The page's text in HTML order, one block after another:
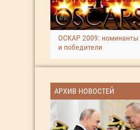
ОСКАР 2009: номинанты
и победители
АРХИВ НОВОСТЕЙ